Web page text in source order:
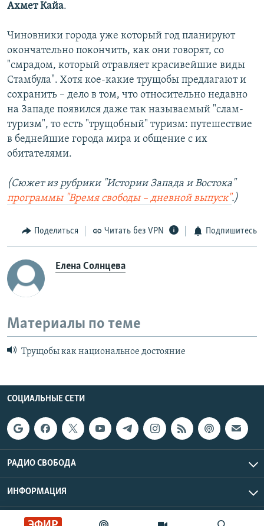
Ахмет Кайа.
Чиновники города уже который год планируют
окончательно покончить, как они говорят, со
"смрадом, который отравляет красивейшие виды
Стамбула". Хотя кое-какие трущобы предлагают и
сохранить – дело в том, что относительно недавно
на Западе появился даже так называемый "слам-
туризм", то есть "трущобный" туризм: путешествие
в беднейшие города мира и общение с их
обитателями.
(Сюжет из рубрики "Истории Запада и Востока"
программы "Время свободы – дневной выпуск".)
Поделиться Читать без VPN Подпишитесь
Елена Солнцева
Материалы по теме
Трущобы как национальное достояние
СОЦИАЛЬНЫЕ СЕТИ
РАДИО СВОБОДА
ИНФОРМАЦИЯ
Радио Свобода © 2026 RFE/RL, Inc. | Все права защищены.